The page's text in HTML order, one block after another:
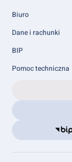
Biuro
Dane i rachunki
BIP
Pomoc techniczna